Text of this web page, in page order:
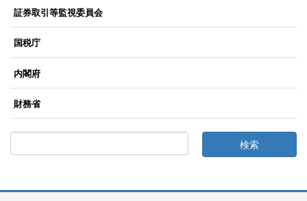
証券取引等監視委員会
国税庁
内閣府
財務省